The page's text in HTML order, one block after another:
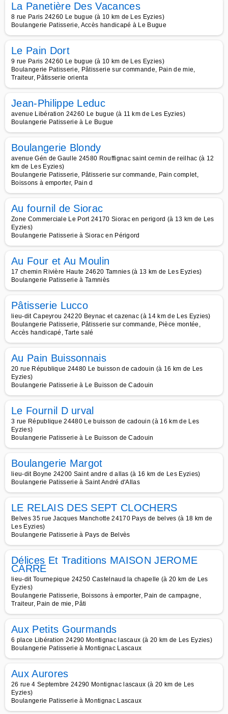
La Panetière Des Vacances
8 rue Paris 24260 Le bugue (à 10 km de Les Eyzies)
Boulangerie Patisserie, Accès handicapé à Le Bugue
Le Pain Dort
9 rue Paris 24260 Le bugue (à 10 km de Les Eyzies)
Boulangerie Patisserie, Pâtisserie sur commande, Pain de mie,
Traiteur, Pâtisserie orienta
Jean-Philippe Leduc
avenue Libération 24260 Le bugue (à 11 km de Les Eyzies)
Boulangerie Patisserie à Le Bugue
Boulangerie Blondy
avenue Gén de Gaulle 24580 Rouffignac saint cernin de reilhac (à 12
km de Les Eyzies)
Boulangerie Patisserie, Pâtisserie sur commande, Pain complet,
Boissons à emporter, Pain d
Au fournil de Siorac
Zone Commerciale Le Port 24170 Siorac en perigord (à 13 km de Les
Eyzies)
Boulangerie Patisserie à Siorac en Périgord
Au Four et Au Moulin
17 chemin Rivière Haute 24620 Tamnies (à 13 km de Les Eyzies)
Boulangerie Patisserie à Tamniès
Pâtisserie Lucco
lieu-dit Capeyrou 24220 Beynac et cazenac (à 14 km de Les Eyzies)
Boulangerie Patisserie, Pâtisserie sur commande, Pièce montée,
Accès handicapé, Tarte salé
Au Pain Buissonnais
20 rue République 24480 Le buisson de cadouin (à 16 km de Les
Eyzies)
Boulangerie Patisserie à Le Buisson de Cadouin
Le Fournil D urval
3 rue République 24480 Le buisson de cadouin (à 16 km de Les
Eyzies)
Boulangerie Patisserie à Le Buisson de Cadouin
Boulangerie Margot
lieu-dit Boyne 24200 Saint andre d allas (à 16 km de Les Eyzies)
Boulangerie Patisserie à Saint André d'Allas
LE RELAIS DES SEPT CLOCHERS
Belves 35 rue Jacques Manchotte 24170 Pays de belves (à 18 km de
Les Eyzies)
Boulangerie Patisserie à Pays de Belvès
Délices Et Traditions MAISON JEROME
CARRE
lieu-dit Tournepique 24250 Castelnaud la chapelle (à 20 km de Les
Eyzies)
Boulangerie Patisserie, Boissons à emporter, Pain de campagne,
Traiteur, Pain de mie, Pâti
Aux Petits Gourmands
6 place Libération 24290 Montignac lascaux (à 20 km de Les Eyzies)
Boulangerie Patisserie à Montignac Lascaux
Aux Aurores
26 rue 4 Septembre 24290 Montignac lascaux (à 20 km de Les
Eyzies)
Boulangerie Patisserie à Montignac Lascaux